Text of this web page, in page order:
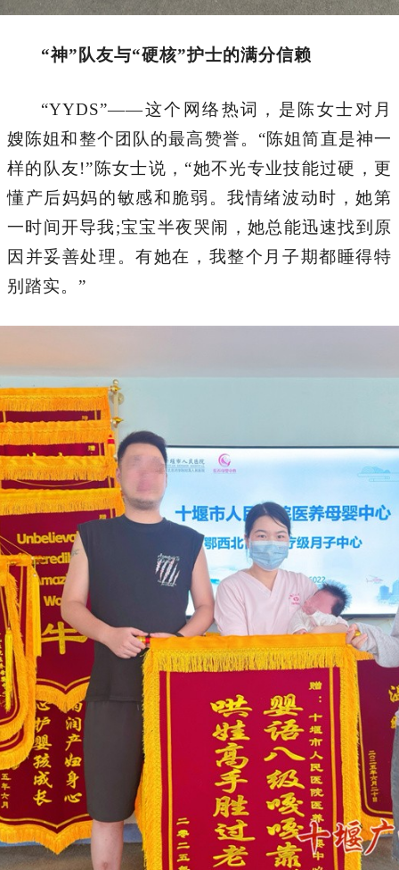
“神”队友与“硬核”护士的满分信赖
“YYDS”——这个网络热词，是陈女士对月
嫂陈姐和整个团队的最高赞誉。“陈姐简直是神一
样的队友!”陈女士说，“她不光专业技能过硬，更
懂产后妈妈的敏感和脆弱。我情绪波动时，她第
一时间开导我;宝宝半夜哭闹，她总能迅速找到原
因并妥善处理。有她在，我整个月子期都睡得特
别踏实。”